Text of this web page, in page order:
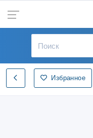
Избранное